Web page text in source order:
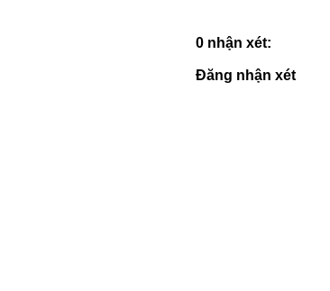
0 nhận xét:
Đăng nhận xét